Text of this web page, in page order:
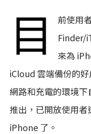
目
前使用
Finder/
來為
iCloud 雲端備份的
網路和充電的環境下
推出，已開放使用者
iPhone 了。